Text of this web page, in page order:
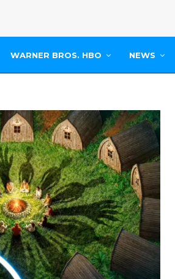
WARNER BROS. HBO NEWS